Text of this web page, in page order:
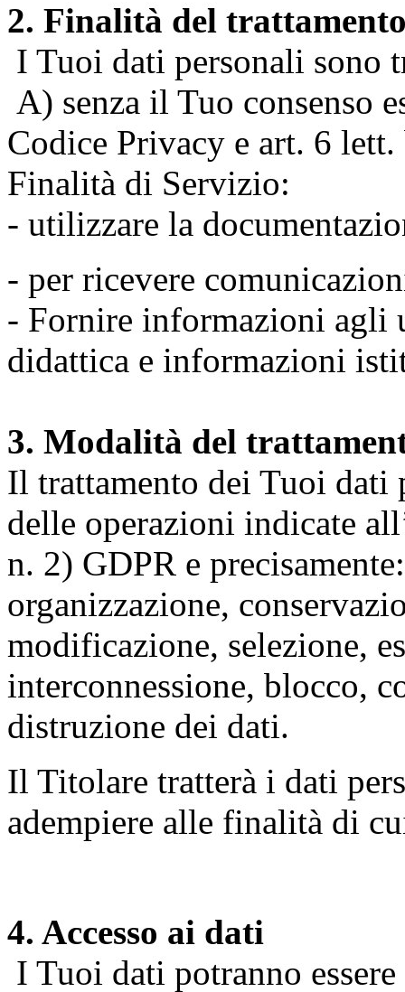
2. Finalità del
I Tuoi dati personali sono
A) senza il Tuo consenso
Codice Privacy e art. 6
Finalità di Servizio:
- utilizzare la
- per ricevere
- Fornire informazioni agli
didattica e informazioni
3. Modalità del
Il trattamento dei Tuoi dati
delle operazioni indicate
n. 2) GDPR e
organizzazione,
modificazione, selezione,
interconnessione, blocco,
distruzione dei dati.
Il Titolare tratterà i dati
adempiere alle finalità di
4. Accesso ai dati
I Tuoi dati potranno